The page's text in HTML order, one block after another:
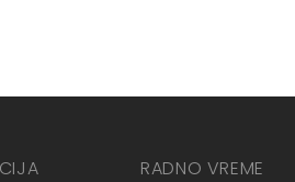
RADNO VREME